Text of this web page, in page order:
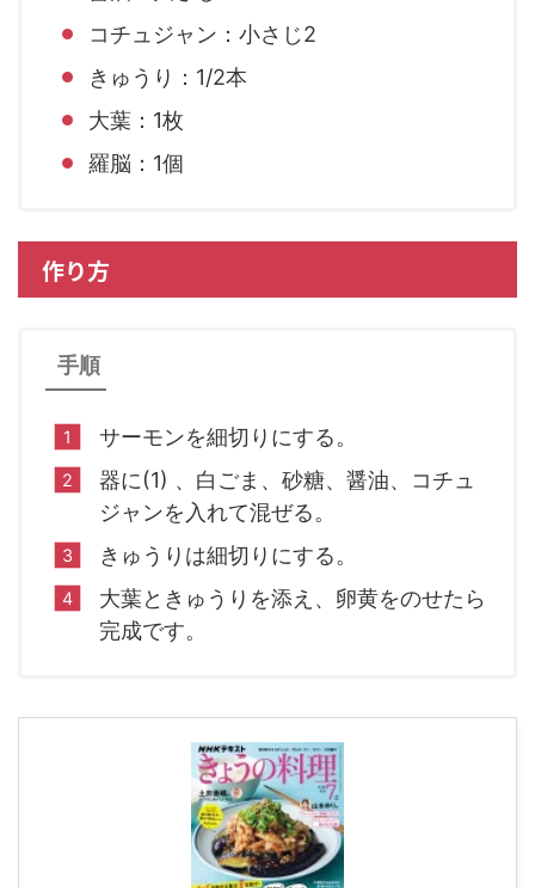
コチュジャン：小さじ2
きゅうり：1/2本
大葉：1枚
羅脳：1個
作り方
手順
サーモンを細切りにする。
器に(1) 、白ごま、砂糖、醤油、コチュ
ジャンを入れて混ぜる。
きゅうりは細切りにする。
大葉ときゅうりを添え、卵黄をのせたら
完成です。